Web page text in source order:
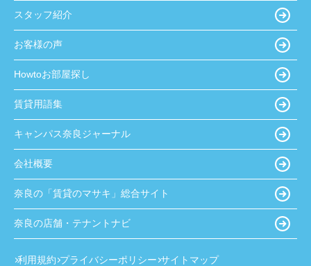
スタッフ紹介
お客様の声
Howtoお部屋探し
賃貸用語集
キャンパス奈良ジャーナル
会社概要
奈良の「賃貸のマサキ」総合サイト
奈良の店舗・テナントナビ
利用規約 プライバシーポリシー サイトマップ